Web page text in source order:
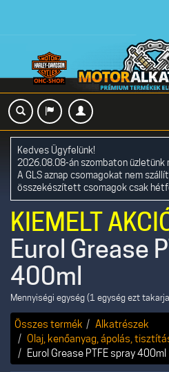
Kedves Ügyfelünk!
2026.08.08-án szombaton
A GLS aznap csomagokat nem
összekészített csomagok csak
KIEMELT
Eurol Grease
400ml
Mennyiségi egység (1 egység ezt
Összes termék
Alkatrészek
Olaj, kenőanyag, ápolás,
Eurol Grease PTFE spray 400ml